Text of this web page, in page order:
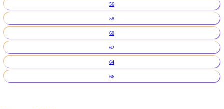
56
58
60
62
64
66